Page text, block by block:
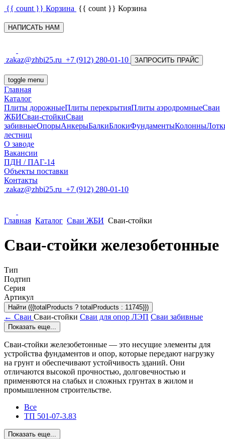
{{ count }} Корзина {{ count }} Корзина
НАПИСАТЬ НАМ
zakaz@zhbi25.ru +7 (912) 280-01-10 ЗАПРОСИТЬ ПРАЙС
toggle menu
Главная
Каталог
Плиты дорожныеПлиты перекрытияПлиты аэродромныеСваи
ЖБИСваи-стойкиСваи
забивныеОпорыАнкерыБалкиБлокиФундаментыКолонны
лестниц
О заводе
Вакансии
ПДН / ПАГ-14
Объекты поставки
Контакты
zakaz@zhbi25.ru +7 (912) 280-01-10
Главная Каталог Сваи ЖБИ Сваи-стойки
Сваи-стойки железобетонные
Тип
Подтип
Серия
Артикул
Найти ({{totalProducts ? totalProducts : 11745}})
← Сваи Сваи-стойки Сваи для опор ЛЭП Сваи забивные
Показать еще...
Сваи-стойки железобетонные — это несущие элементы для
устройства фундаментов и опор, которые передают нагрузку
на грунт и обеспечивают устойчивость зданий. Они
отличаются высокой прочностью, долговечностью и
применяются на слабых и сложных грунтах в жилом и
промышленном строительстве.
Все
ТП 501-07-3.83
Показать еще...